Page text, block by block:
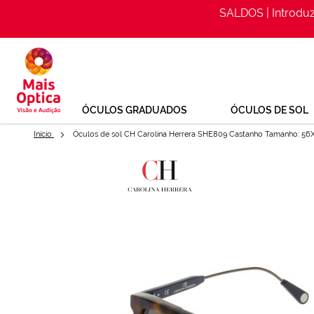
SALDOS |
ÓCULOS GRADUADOS ÓCULOS DE SOL
Início Óculos de sol CH Carolina Herrera SHE809 Castanho Tamanho:
Óculos de sol CH Carolina